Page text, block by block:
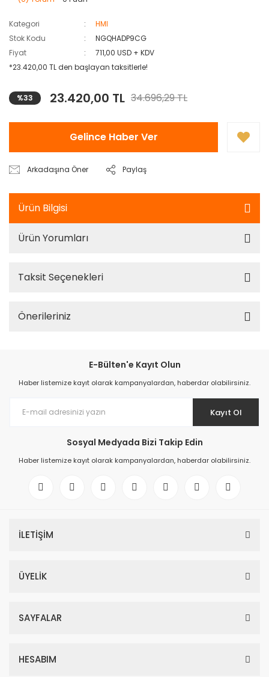
Kategori
HMI
Stok Kodu
NGQHADP9CG
Fiyat
711,00 USD + KDV
*23.420,00 TL den başlayan taksitlerle!
%33 23.420,00 TL 34.696,29 TL
Gelince Haber Ver
Arkadaşına Öner Paylaş
Ürün Bilgisi
Ürün Yorumları
Taksit Seçenekleri
Önerileriniz
E-Bülten'e Kayıt Olun
Haber listemize kayıt olarak kampanyalardan, haberdar olabilirsiniz.
Kayıt Ol
Sosyal Medyada Bizi Takip Edin
Haber listemize kayıt olarak kampanyalardan, haberdar olabilirsiniz.
İLETİŞİM
ÜYELİK
SAYFALAR
HESABIM